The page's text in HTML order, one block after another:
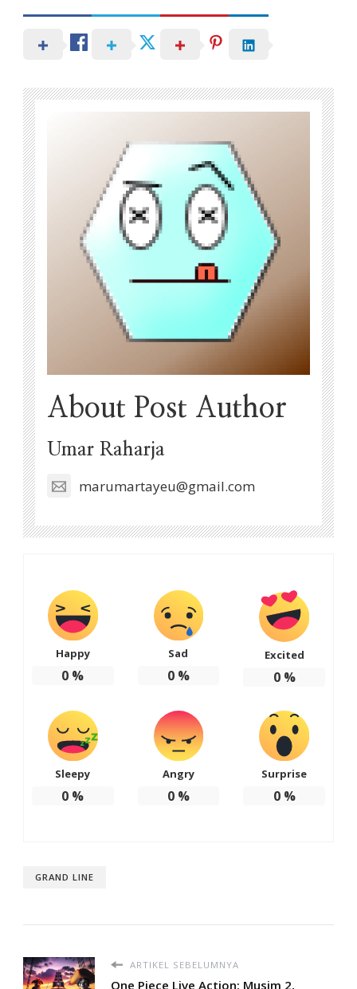
About Post Author
Umar Raharja
marumartayeu@gmail.com
Happy
0 %
Sad
0%
Excited
0%
Sleepy
0 %
Angry
0%
Surprise
0%
GRAND LINE
ARTIKEL SEBELUMNYA
One Piece Live Action: Musim 2,